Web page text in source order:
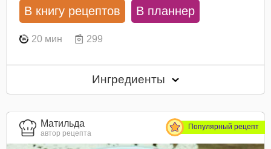
В книгу рецептов В планнер
20 мин 299
Ингредиенты
Матильда
автор рецепта
Популярный рецепт